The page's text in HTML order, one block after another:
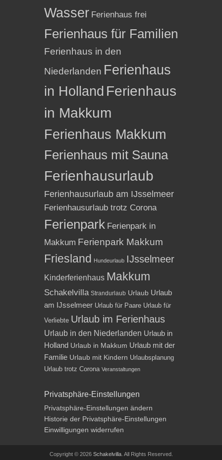
Wasser Ferienhaus frei
Ferienhaus für Familien
Ferienhaus in den
Niederlanden Ferienhaus
in Holland Ferienhaus
in Makkum
Ferienhaus Makkum
Ferienhaus mit Sauna
Ferienhausurlaub
Ferienhausurlaub am IJsselmeer
Ferienhausurlaub trotz Corona
Ferienpark Ferienpark in
Makkum Ferienpark Makkum
Friesland Hundeurlaub IJsselmeer
Kinderferienhaus Makkum
Schakelvilla Strandurlaub Urlaub Urlaub
am IJsselmeer Urlaub für Paare Urlaub für
Verliebte Urlaub im Ferienhaus
Urlaub in den Niederlanden Urlaub in
Holland Urlaub in Makkum Urlaub mit der
Familie Urlaub mit Kindern Urlaubsplanung
Urlaub trotz Corona Veranstaltungen
Privatsphäre-Einstellungen
Privatsphäre-Einstellungen ändern
Historie der Privatsphäre-Einstellungen
Einwilligungen widerrufen
Copyright © 2026 Schakelvilla. All Rights Reserved.